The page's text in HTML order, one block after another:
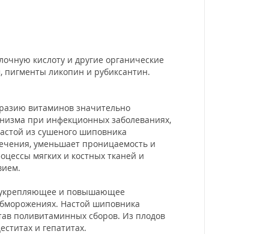
кислоту и другие органические
ликопин и рубиксантин.
витаминов значительно
при инфекционных заболеваниях,
из сушеного шиповника
уменьшает проницаемость и
мягких и костных тканей и
и повышающее
Настой шиповника
поливитаминных сборов. Из плодов
и гепатитах.